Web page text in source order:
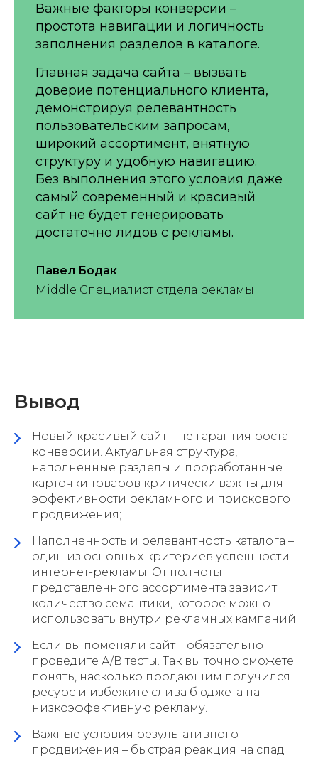
Важные факторы конверсии –
простота навигации и логичность
заполнения разделов в каталоге.
Главная задача сайта – вызвать
доверие потенциального клиента,
демонстрируя релевантность
пользовательским запросам,
широкий ассортимент, внятную
структуру и удобную навигацию.
Без выполнения этого условия даже
самый современный и красивый
сайт не будет генерировать
достаточно лидов с рекламы.
Павел Бодак
Middle Специалист отдела рекламы
Вывод
Новый красивый сайт – не гарантия роста
конверсии. Актуальная структура,
наполненные разделы и проработанные
карточки товаров критически важны для
эффективности рекламного и поискового
продвижения;
Наполненность и релевантность каталога –
один из основных критериев успешности
интернет-рекламы. От полноты
представленного ассортимента зависит
количество семантики, которое можно
использовать внутри рекламных кампаний.
Если вы поменяли сайт – обязательно
проведите А/В тесты. Так вы точно сможете
понять, насколько продающим получился
ресурс и избежите слива бюджета на
низкоэффективную рекламу.
Важные условия результативного
продвижения – быстрая реакция на спад